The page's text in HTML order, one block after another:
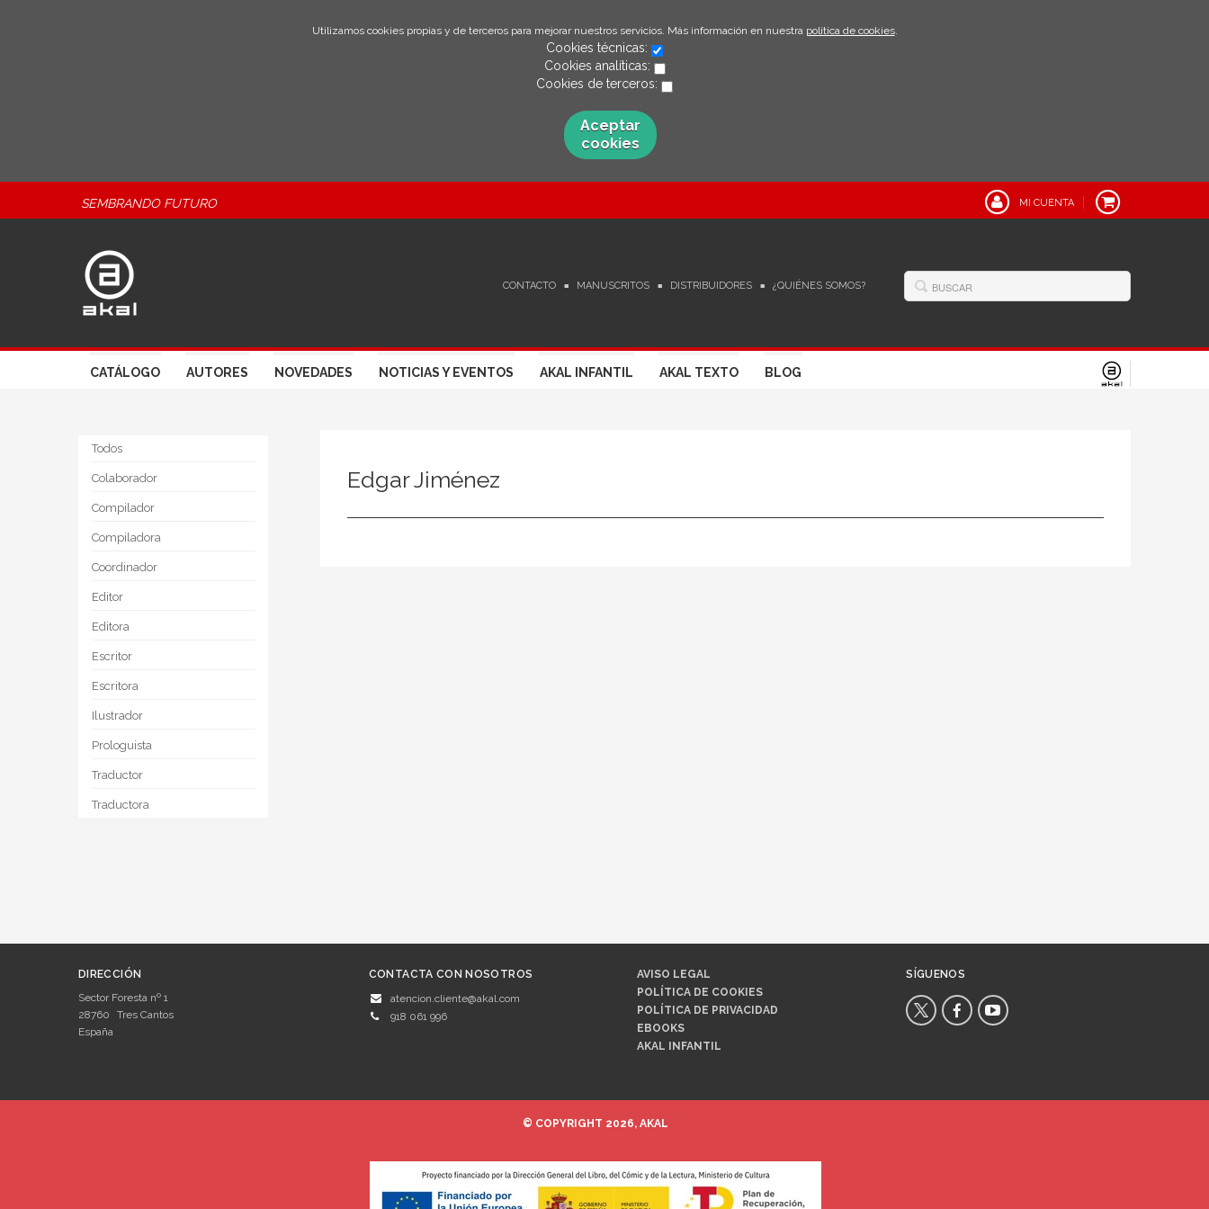
Utilizamos cookies propias y de terceros para mejorar nuestros servicios. Más información en nuestra política de cookies.
Cookies técnicas:
Cookies analíticas:
Cookies de terceros:
Aceptar
cookies
SEMBRANDO FUTURO MI CUENTA
CONTACTO MANUSCRITOS DISTRIBUIDORES ¿QUIÉNES SOMOS?
CATÁLOGO AUTORES NOVEDADES NOTICIAS Y EVENTOS AKAL INFANTIL AKAL TEXTO BLOG
Todos
Colaborador
Compilador
Compiladora
Coordinador
Editor
Editora
Escritor
Escritora
Ilustrador
Prologuista
Traductor
Traductora
Edgar Jiménez
DIRECCIÓN
Sector Foresta nº 1
28760
Tres Cantos
España
CONTACTA CON NOSOTROS
atencion.cliente@akal.com
918 061 996
AVISO LEGAL
POLÍTICA DE COOKIES
POLÍTICA DE PRIVACIDAD
EBOOKS
AKAL INFANTIL
SÍGUENOS
© COPYRIGHT 2026, AKAL